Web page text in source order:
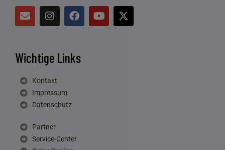
Wichtige Links
Kontakt
Impressum
Datenschutz
Partner
Service-Center